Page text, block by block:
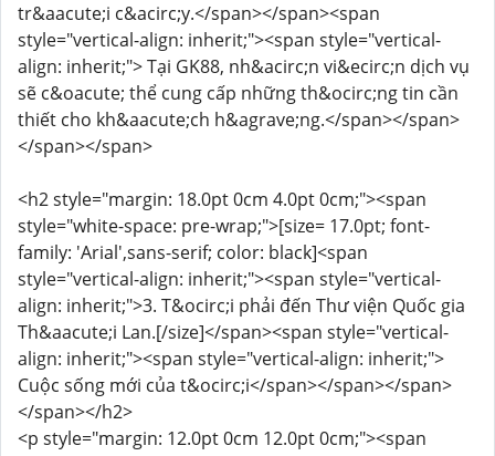
tr&aacute;i c&acirc;y.</span></span><span
style="vertical-align: inherit;"><span style="vertical-
align: inherit;"> Tại GK88, nh&acirc;n vi&ecirc;n dịch vụ
sẽ c&oacute; thể cung cấp những th&ocirc;ng tin cần
thiết cho kh&aacute;ch h&agrave;ng.</span></span>
</span></span>
<h2 style="margin: 18.0pt 0cm 4.0pt 0cm;"><span
style="white-space: pre-wrap;">[size= 17.0pt; font-
family: 'Arial',sans-serif; color: black]<span
style="vertical-align: inherit;"><span style="vertical-
align: inherit;">3. T&ocirc;i phải đến Thư viện Quốc gia
Th&aacute;i Lan.[/size]</span><span style="vertical-
align: inherit;"><span style="vertical-align: inherit;">
Cuộc sống mới của t&ocirc;i</span></span></span>
</span></h2>
<p style="margin: 12.0pt 0cm 12.0pt 0cm;"><span